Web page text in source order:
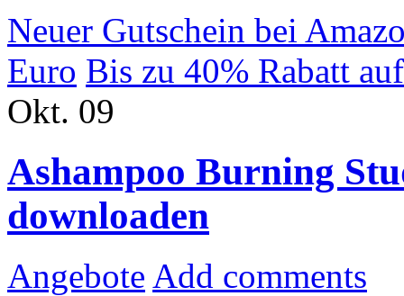
Neuer Gutschein bei
Euro Bis zu 40% Rabatt
Okt. 09
Ashampoo Burning
downloaden
Angebote Add comments